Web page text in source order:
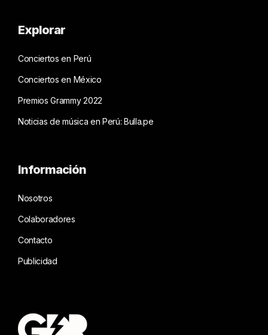
Explorar
Conciertos en Perú
Conciertos en México
Premios Grammy 2022
Noticias de música en Perú: Bulla.pe
Información
Nosotros
Colaboradores
Contacto
Publicidad